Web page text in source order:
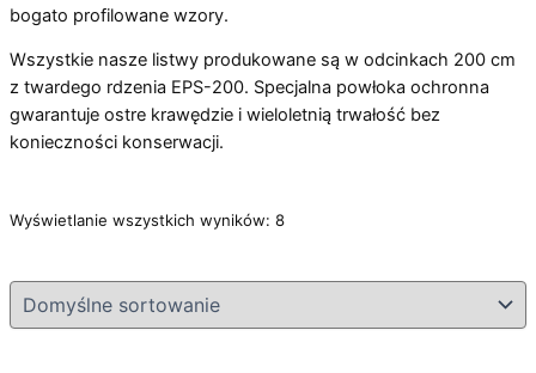
bogato profilowane wzory.
Wszystkie nasze listwy produkowane są w odcinkach 200 cm
z twardego rdzenia EPS-200. Specjalna powłoka ochronna
gwarantuje ostre krawędzie i wieloletnią trwałość bez
konieczności konserwacji.
Wyświetlanie wszystkich wyników: 8